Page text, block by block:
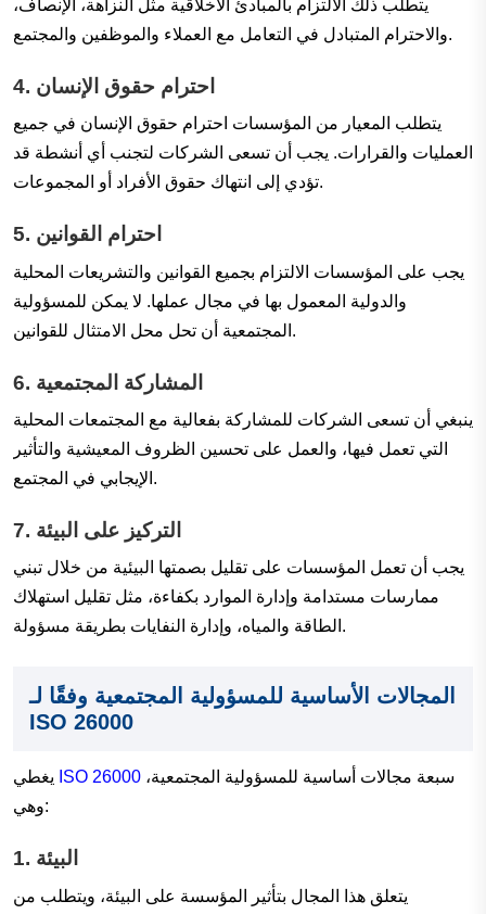
يتطلب ذلك الالتزام بالمبادئ الأخلاقية مثل النزاهة، الإنصاف،
والاحترام المتبادل في التعامل مع العملاء والموظفين والمجتمع.
4. احترام حقوق الإنسان
يتطلب المعيار من المؤسسات احترام حقوق الإنسان في جميع
العمليات والقرارات. يجب أن تسعى الشركات لتجنب أي أنشطة قد
تؤدي إلى انتهاك حقوق الأفراد أو المجموعات.
5. احترام القوانين
يجب على المؤسسات الالتزام بجميع القوانين والتشريعات المحلية
والدولية المعمول بها في مجال عملها. لا يمكن للمسؤولية
المجتمعية أن تحل محل الامتثال للقوانين.
6. المشاركة المجتمعية
ينبغي أن تسعى الشركات للمشاركة بفعالية مع المجتمعات المحلية
التي تعمل فيها، والعمل على تحسين الظروف المعيشية والتأثير
الإيجابي في المجتمع.
7. التركيز على البيئة
يجب أن تعمل المؤسسات على تقليل بصمتها البيئية من خلال تبني
ممارسات مستدامة وإدارة الموارد بكفاءة، مثل تقليل استهلاك
الطاقة والمياه، وإدارة النفايات بطريقة مسؤولة.
المجالات الأساسية للمسؤولية المجتمعية وفقًا لـ
ISO 26000
ISO 26000
وهي:
1. البيئة
يتعلق هذا المجال بتأثير المؤسسة على البيئة، ويتطلب من